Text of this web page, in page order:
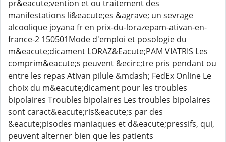
pr&eacute;vention et ou traitement des
manifestations li&eacute;es &agrave; un sevrage
alcoolique joyana fr en prix-du-lorazepam-ativan-en-
france-2 150501Mode d'emploi et posologie du
m&eacute;dicament LORAZ&Eacute;PAM VIATRIS Les
comprim&eacute;s peuvent &ecirc;tre pris pendant ou
entre les repas Ativan pilule &mdash; FedEx Online Le
choix du m&eacute;dicament pour les troubles
bipolaires Troubles bipolaires Les troubles bipolaires
sont caract&eacute;ris&eacute;s par des
&eacute;pisodes maniaques et d&eacute;pressifs, qui,
peuvent alterner bien que les patients